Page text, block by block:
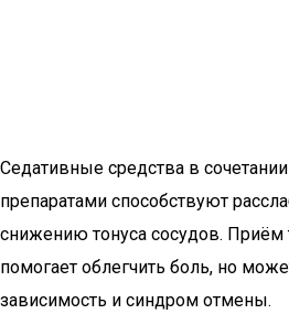
Седативные средства в
препаратами способствуют
снижению тонуса сосудов. Приём
помогает облегчить боль, но
зависимость и синдром отмены.